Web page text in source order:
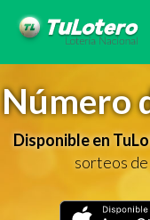
Número
Disponible en
sorteos